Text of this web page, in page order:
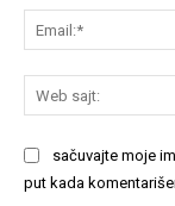
sačuvajte moje
put kada